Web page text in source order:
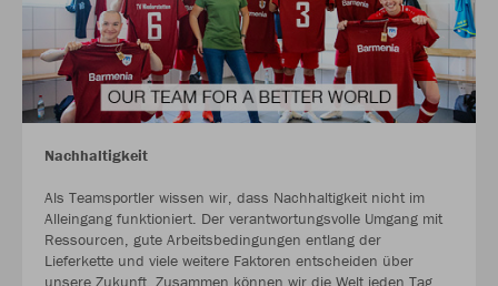
Nachhaltigkeit
Als Teamsportler wissen wir, dass Nachhaltigkeit nicht im
Alleingang funktioniert. Der verantwortungsvolle Umgang mit
Ressourcen, gute Arbeitsbedingungen entlang der
Lieferkette und viele weitere Faktoren entscheiden über
unsere Zukunft. Zusammen können wir die Welt jeden Tag